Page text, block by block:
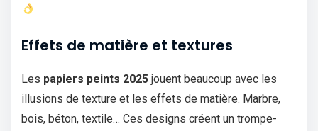
Effets de matière et textures
Les papiers peints 2025 jouent beaucoup avec les
illusions de texture et les effets de matière. Marbre,
bois, béton, textile… Ces designs créent un trompe-